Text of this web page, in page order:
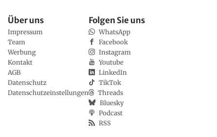
Über uns
Impressum
Team
Werbung
Kontakt
AGB
Datenschutz
Datenschutzeinstellungen
Folgen Sie uns
WhatsApp
Facebook
Instagram
Youtube
LinkedIn
TikTok
Threads
Bluesky
Podcast
RSS